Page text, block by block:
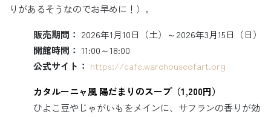
りがあるそうなのでお早めに！）。
販売期間： 2026年1月10日（土）～2026年3月15日（日）
開館時間： 11:00～18:00
公式サイト： https://cafe.warehouseofart.org
カタルーニャ風 陽だまりのスープ（1,200円）
ひよこ豆やじゃがいもをメインに、サフランの香りが効